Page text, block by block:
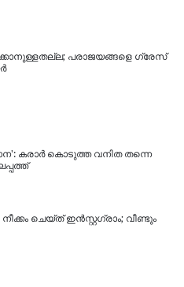
പരാജയങ്ങളെ ഗ്രേസ്
കരാർ കൊടുത്ത വനിത തന്നെ
ചെയ്ത് ഇൻസ്റ്റഗ്രാം; വീണ്ടും